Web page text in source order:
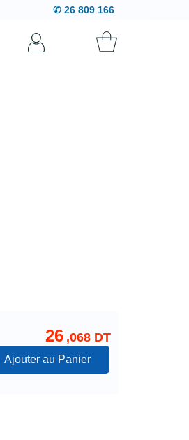
✆ 26 809 166
26 ,068 DT
Ajouter au Panier